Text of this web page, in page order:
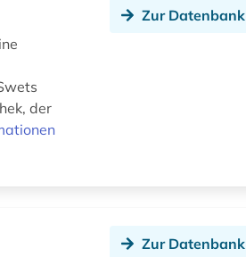
der
Zur Datenbank
Zur Datenbank